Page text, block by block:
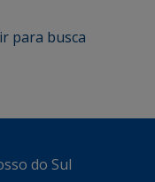
ir para busca
do Sul